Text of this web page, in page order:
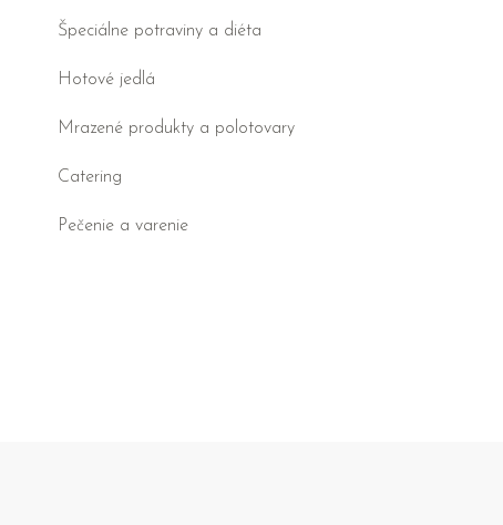
Špeciálne potraviny a diéta
Hotové jedlá
Mrazené produkty a polotovary
Catering
Pečenie a varenie